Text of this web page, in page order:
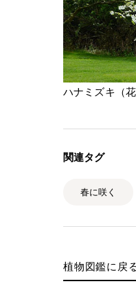
ハナミズキ（花
関連タグ
春に咲く
植物図鑑に戻